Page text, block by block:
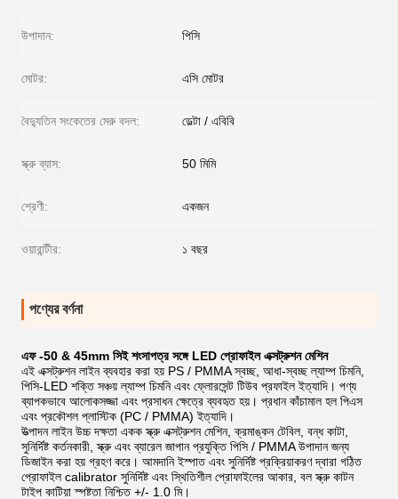
উপাদান: পিসি
মোটর: এসি মোটর
বৈদ্যুতিন সংকেতের মেরু বদল: ডেল্টা / এবিবি
স্ক্রু ব্যাস: 50 মিমি
শ্রেণী: একজন
ওয়ারান্টীর: ১ বছর
পণ্যের বর্ণনা
এফ -50 & 45mm সিই শংসাপত্র সঙ্গে LED প্রোফাইল এক্সট্রুশন মেশিন
এই এক্সট্রুশন লাইন ব্যবহার করা হয় PS / PMMA স্বচ্ছ, আধা-স্বচ্ছ ল্যাম্প চিমনি,
পিসি-LED শক্তি সঞ্চয় ল্যাম্প চিমনি এবং ফ্লোরসেন্ট টিউব প্রফাইল ইত্যাদি। পণ্য
ব্যাপকভাবে আলোকসজ্জা এবং প্রসাধন ক্ষেত্রে ব্যবহৃত হয়। প্রধান কাঁচামাল হল পিএস
এবং প্রকৌশল প্লাস্টিক (PC / PMMA) ইত্যাদি।
উত্পাদন লাইন উচ্চ দক্ষতা একক স্ক্রু এক্সট্রুশন মেশিন, ক্রমাঙ্কন টেবিল, বন্ধ কাটা,
সুনির্দিষ্ট কর্তনকারী, স্ক্রু এবং ব্যারেল জাপান প্রযুক্তি পিসি / PMMA উপাদান জন্য
ডিজাইন করা হয় গ্রহণ করে। আমদানি ইস্পাত এবং সুনির্দিষ্ট প্রক্রিয়াকরণ দ্বারা গঠিত
প্রোফাইল calibrator সুনির্দিষ্ট এবং স্থিতিশীল প্রোফাইলের আকার, বল স্ক্রু কাটন
টাইপ কাটিয়া স্পষ্টতা নিশ্চিত +/- 1.0 মি।